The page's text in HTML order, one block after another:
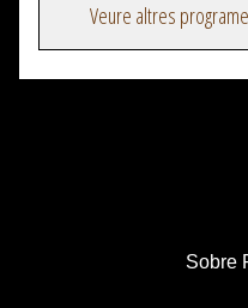
Veure altres
Sobre